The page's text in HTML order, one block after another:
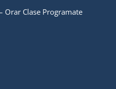
Orar Clase Programate